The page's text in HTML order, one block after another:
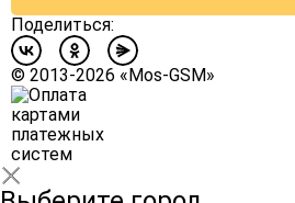
Поделиться:
© 2013-2026 «Mos-GSM»